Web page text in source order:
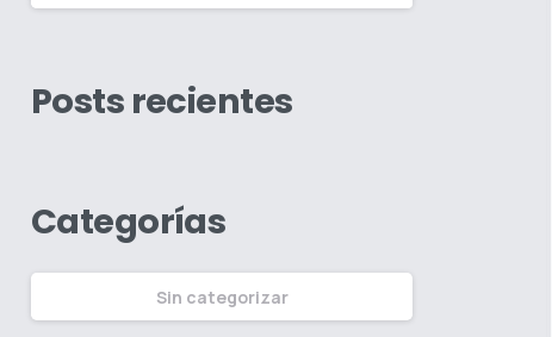
Posts recientes
Categorías
Sin categorizar